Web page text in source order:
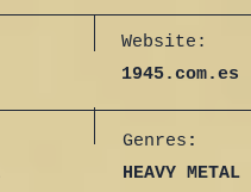
Website:
1945.com.es
Genres :
HEAVY METAL